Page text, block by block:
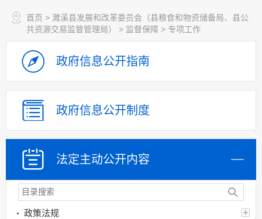
首页 > 濉溪县发展和改革委员会（县粮食和物资储备局、县公
共资源交易监督管理局）
> 监督保障 > 专项工作
政府信息公开指南
政府信息公开制度
法定主动公开内容
政策法规